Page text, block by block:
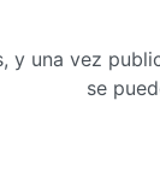
y una vez
se